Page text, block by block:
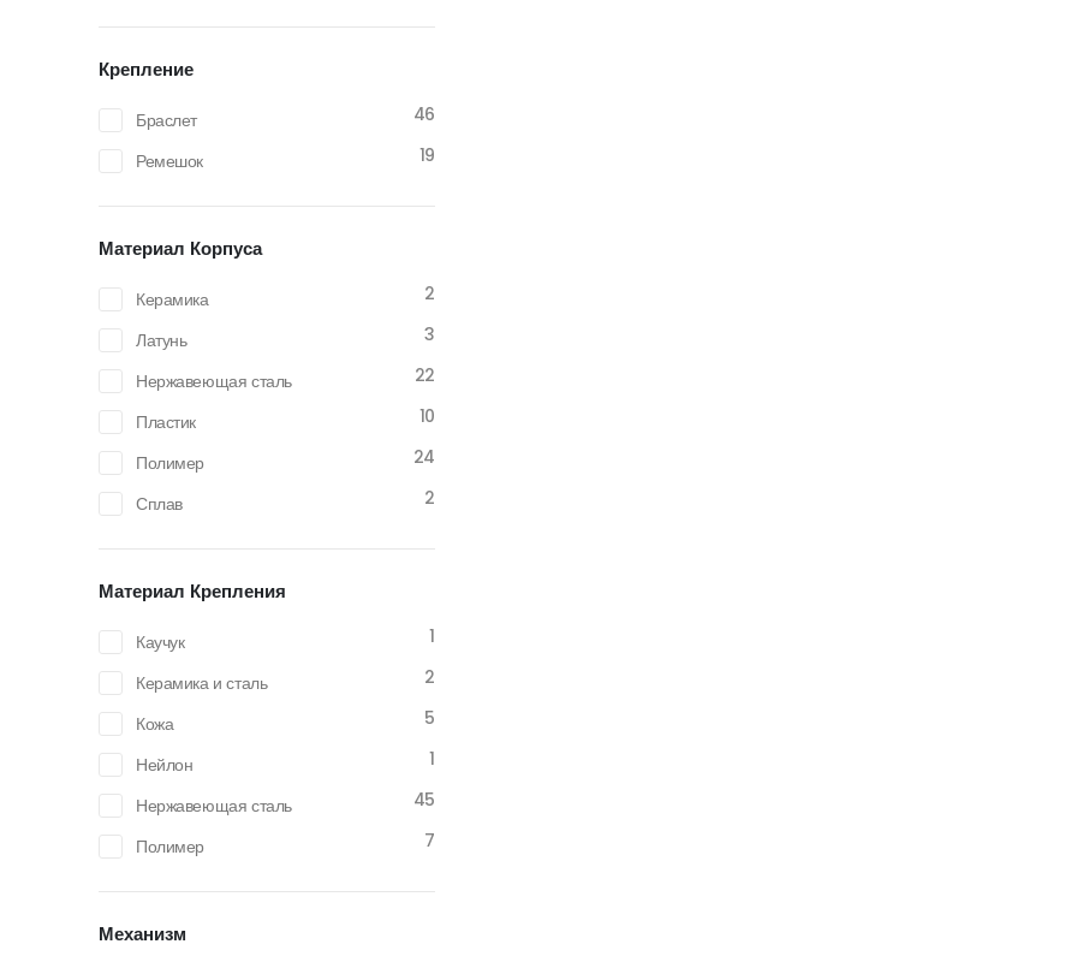
Крепление
Браслет
46
Ремешок
19
Материал Корпуса
Керамика
2
Латунь
3
Нержавеющая сталь
22
Пластик
10
Полимер
24
Сплав
2
Материал Крепления
Каучук
1
Керамика и сталь
2
Кожа
5
Нейлон
1
Нержавеющая сталь
45
Полимер
7
Механизм